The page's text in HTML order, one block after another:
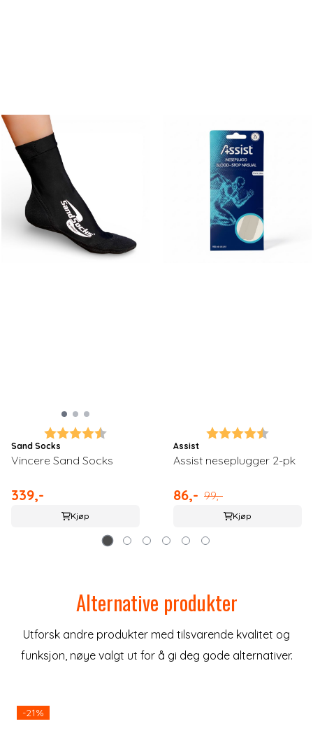
Karakter:
Sand Socks
Vincere Sand Socks
339,-
Kjøp
Karakter:
Assist
Assist neseplugger 2-pk
86,- 99,-
Kjøp
Alternative produkter
Utforsk andre produkter med tilsvarende kvalitet og
funksjon, nøye valgt ut for å gi deg gode alternativer.
-21%